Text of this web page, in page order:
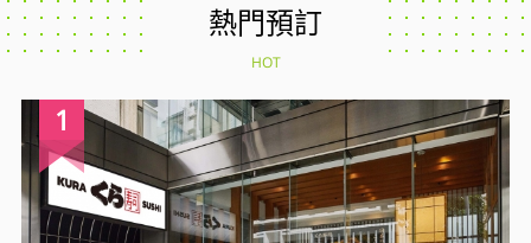
熱門預訂
HOT
1